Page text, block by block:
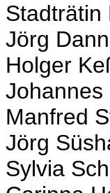
Stadträtin
Jörg
Holger
Johannes
Manfred
Jörg
Sylvia